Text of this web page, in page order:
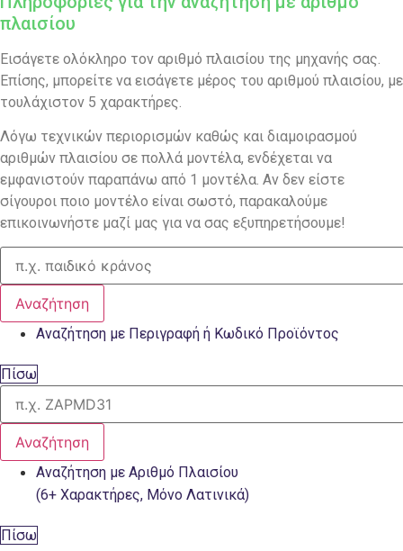
πλαισίου
Εισάγετε ολόκληρο τον αριθμό πλαισίου της μηχανής σας.
Επίσης, μπορείτε να εισάγετε μέρος του αριθμού πλαισίου, με
τουλάχιστον 5 χαρακτήρες.
Λόγω τεχνικών περιορισμών καθώς και διαμοιρασμού
αριθμών πλαισίου σε πολλά μοντέλα, ενδέχεται να
εμφανιστούν παραπάνω από 1 μοντέλα. Αν δεν είστε
σίγουροι ποιο μοντέλο είναι σωστό, παρακαλούμε
επικοινωνήστε μαζί μας για να σας εξυπηρετήσουμε!
Αναζήτηση
Αναζήτηση με Περιγραφή ή Κωδικό Προϊόντος
Πίσω
Αναζήτηση
Αναζήτηση με Αριθμό Πλαισίου
(6+ Χαρακτήρες, Μόνο Λατινικά)
Πίσω